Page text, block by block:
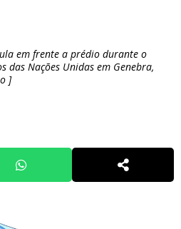
em frente a prédio durante o
das Nações Unidas em Genebra,
]